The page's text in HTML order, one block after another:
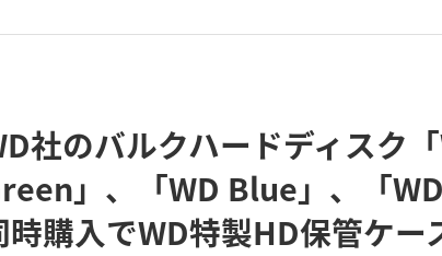
社のバルクハードディスク
」、「WD Blue」、「
時購入でWD特製HD保管ケー